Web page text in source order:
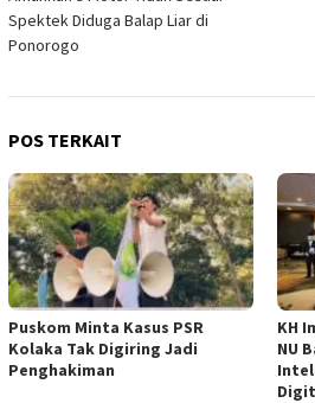
Spektek Diduga Balap Liar di
Ponorogo
POS TERKAIT
‎Puskom Minta Kasus PSR
Kolaka Tak Digiring Jadi
Penghakiman
KH
NU